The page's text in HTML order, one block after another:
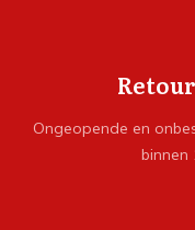
Ongeopende en
binnen